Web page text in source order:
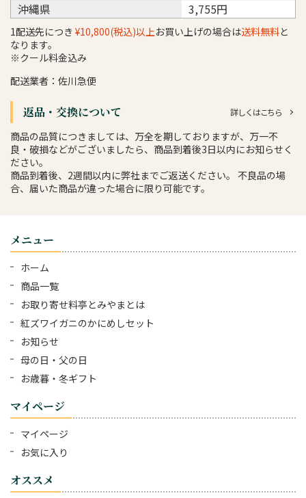
沖縄県
3,755円
1配送先につき ¥10,800(税込)以上お買い上げの場合は送料無料と
なります。
※クール料金込み
配送業者：佐川急便
返品・交換について 詳しくはこちら
商品の品質につきましては、万全を期しておりますが、万一不
良・破損などがございましたら、商品到着後3日以内にお知らせく
ださい。
商品到着後、2週間以内に弊社までご返送ください。 不良品の場
合、届いた商品が違った場合に限り可能です。
メニュー
ホーム
商品一覧
お取り寄せ料亭とみやまとは
紅ズワイガニのかにめしセット
お知らせ
母の日・父の日
お歳暮・冬ギフト
マイページ
マイページ
お気に入り
オススメ